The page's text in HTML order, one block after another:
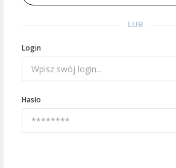
LUB
Login
Hasło